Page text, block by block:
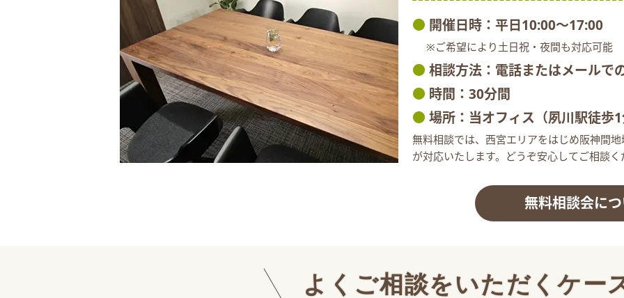
● 開催日時：平日10:00～17:00
※ご希望により土日祝・夜間も対応可能
● 相談方法：電話またはメールで
● 時間：30分間
● 場所：当オフィス（夙川駅徒歩
無料相談では、西宮エリアをはじめ阪神間
が対応いたします。どうぞ安心してご相談く
無料相談会に
よくご相談をいただくケー